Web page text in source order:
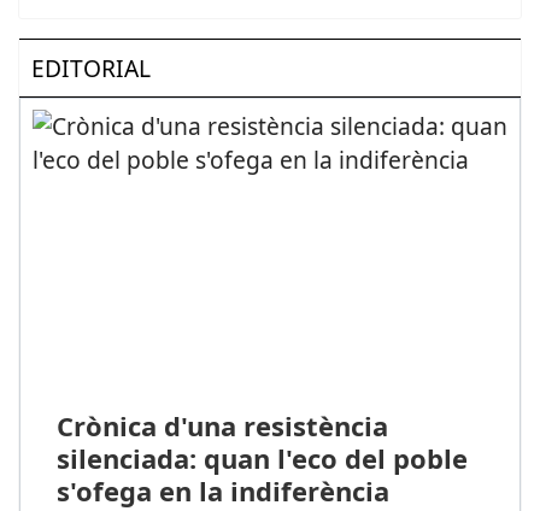
EDITORIAL
Crònica d'una resistència
silenciada: quan l'eco del poble
s'ofega en la indiferència